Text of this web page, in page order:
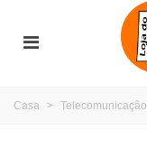
Casa > Telecomunicação